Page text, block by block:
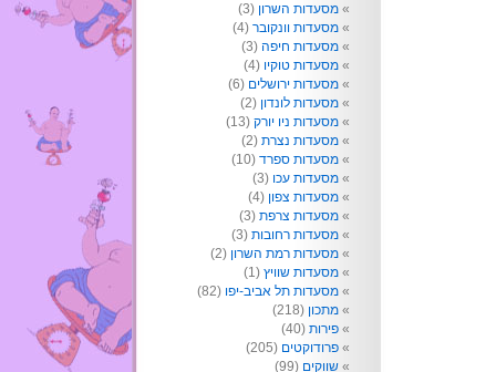
מסעדות השרון (3)
מסעדות וונקובר (4)
מסעדות חיפה (3)
מסעדות טוקיו (4)
מסעדות ירושלים (6)
מסעדות לונדון (2)
מסעדות ניו יורק (13)
מסעדות נצרת (2)
מסעדות ספרד (10)
מסעדות עכו (3)
מסעדות צפון (4)
מסעדות צרפת (3)
מסעדות רחובות (3)
מסעדות רמת השרון (2)
מסעדות שוויץ (1)
מסעדות תל אביב-יפו (82)
מתכון (218)
פירות (40)
פרודוקטים (205)
שווקים (99)